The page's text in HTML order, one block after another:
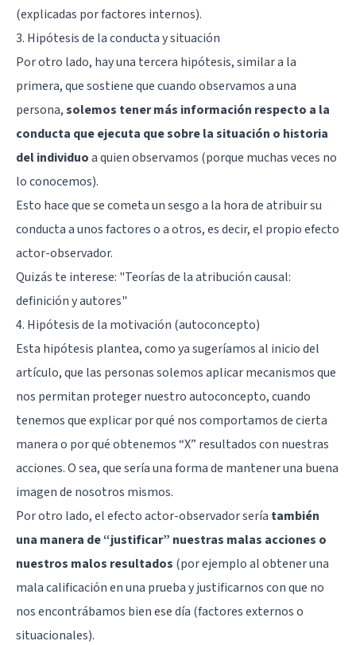
(explicadas por factores internos).
3. Hipótesis de la conducta y situación
Por otro lado, hay una tercera hipótesis, similar a la
primera, que sostiene que cuando observamos a una
persona,solemos tener más información respecto a la
conducta que ejecuta que sobre la situación o historia
del individuoa quien observamos (porque muchas veces no
lo conocemos).
Esto hace que se cometa un sesgo a la hora de atribuir su
conducta a unos factores o a otros, es decir, el propio efecto
actor-observador.
Quizás te interese: "Teorías de la atribución causal:
definición y autores"
4. Hipótesis de la motivación (autoconcepto)
Esta hipótesis plantea, como ya sugeríamos al inicio del
artículo, que las personas solemos aplicar mecanismos que
nos permitan proteger nuestro autoconcepto, cuando
tenemos que explicar por qué nos comportamos de cierta
manera o por qué obtenemos “X” resultados con nuestras
acciones. O sea, que sería una forma de mantener una buena
imagen de nosotros mismos.
Por otro lado, el efecto actor-observador sería también
una manera de “justificar” nuestras malas acciones o
nuestros malos resultados (por ejemplo al obtener una
mala calificación en una prueba y justificarnos con que no
nos encontrábamos bien ese día (factores externos o
situacionales).